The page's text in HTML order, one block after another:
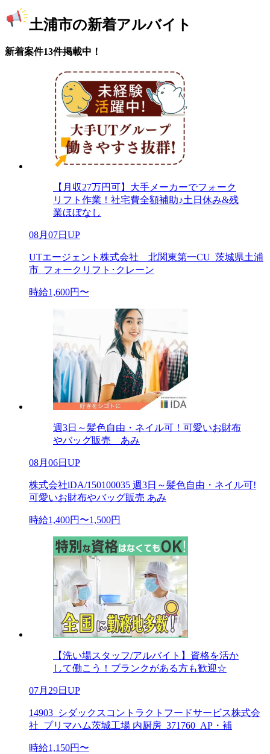
土浦市の新着アルバイト
新着案件13件掲載中！
【月収27万円可】大手メーカーでフォーク
リフト作業！社宅費全額補助♪土日休み&残
業ほぼなし
08月07日UP
UTエージェント株式会社 北関東第一CU_茨城県土浦
市_フォークリフト･クレーン
時給1,600円〜
週3日～髪色自由・ネイル可！可愛いお財布
やバッグ販売 あみ
08月06日UP
株式会社iDA/150100035 週3日～髪色自由・ネイル可!
可愛いお財布やバッグ販売 あみ
時給1,400円〜1,500円
【洗い場スタッフ/アルバイト】資格を活か
して働こう！ブランクがある方も歓迎☆
07月29日UP
14903_シダックスコントラクトフードサービス株式会
社_プリマハム茨城工場 内厨房_371760_AP・補
時給1,150円〜